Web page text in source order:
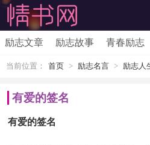
励志文章 励志故事 青春励志
当前位置： 首页 > 励志名言 > 励志人
有爱的签名
有爱的签名